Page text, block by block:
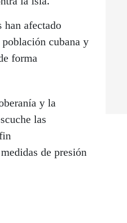
han afectado
cubana y
forma
y la
las
de presión